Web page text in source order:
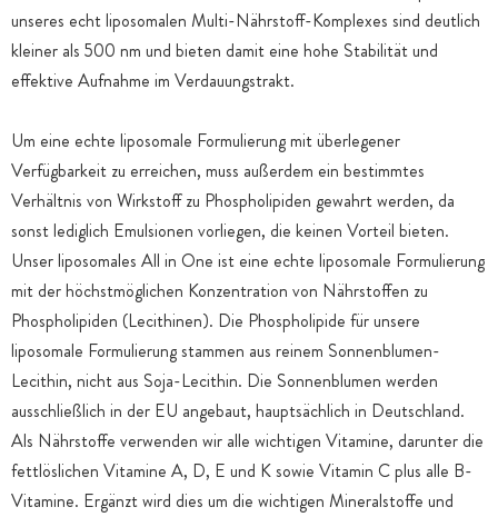
unseres echt liposomalen Multi-Nährstoff-Komplexes sind deutlich
kleiner als 500 nm und bieten damit eine hohe Stabilität und
effektive Aufnahme im Verdauungstrakt.
Um eine echte liposomale Formulierung mit überlegener
Verfügbarkeit zu erreichen, muss außerdem ein bestimmtes
Verhältnis von Wirkstoff zu Phospholipiden gewahrt werden, da
sonst lediglich Emulsionen vorliegen, die keinen Vorteil bieten.
Unser liposomales All in One ist eine echte liposomale Formulierung
mit der höchstmöglichen Konzentration von Nährstoffen zu
Phospholipiden (Lecithinen). Die Phospholipide für unsere
liposomale Formulierung stammen aus reinem Sonnenblumen-
Lecithin, nicht aus Soja-Lecithin. Die Sonnenblumen werden
ausschließlich in der EU angebaut, hauptsächlich in Deutschland.
Als Nährstoffe verwenden wir alle wichtigen Vitamine, darunter die
fettlöslichen Vitamine A, D, E und K sowie Vitamin C plus alle B-
Vitamine. Ergänzt wird dies um die wichtigen Mineralstoffe und